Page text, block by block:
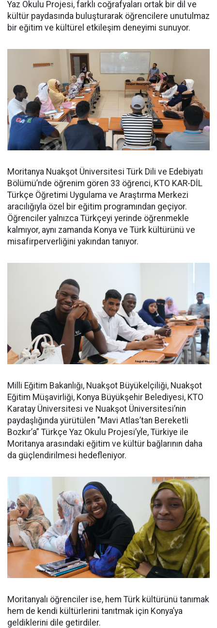
Yaz Okulu Projesi, farklı coğrafyaları ortak bir dil ve
kültür paydasında buluşturarak öğrencilere unutulmaz
bir eğitim ve kültürel etkileşim deneyimi sunuyor.
Moritanya Nuakşot Üniversitesi Türk Dili ve Edebiyatı
Bölümü’nde öğrenim gören 33 öğrenci, KTO KAR-DİL
Türkçe Öğretimi Uygulama ve Araştırma Merkezi
aracılığıyla özel bir eğitim programından geçiyor.
Öğrenciler yalnızca Türkçeyi yerinde öğrenmekle
kalmıyor, aynı zamanda Konya ve Türk kültürünü ve
misafirperverliğini yakından tanıyor.
Milli Eğitim Bakanlığı, Nuakşot Büyükelçiliği, Nuakşot
Eğitim Müşavirliği, Konya Büyükşehir Belediyesi, KTO
Karatay Üniversitesi ve Nuakşot Üniversitesi’nin
paydaşlığında yürütülen "Mavi Atlas’tan Bereketli
Bozkır’a” Türkçe Yaz Okulu Projesi’yle, Türkiye ile
Moritanya arasındaki eğitim ve kültür bağlarının daha
da güçlendirilmesi hedefleniyor.
Moritanyalı öğrenciler ise, hem Türk kültürünü tanımak
hem de kendi kültürlerini tanıtmak için Konya’ya
geldiklerini dile getirdiler.